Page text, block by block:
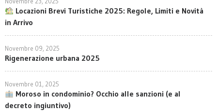
Locazioni Brevi Turistiche 2025: Regole, Limiti e Novità
in Arrivo
Novembre 09, 2025
Rigenerazione urbana 2025
Novembre 01, 2025
Moroso in condominio? Occhio alle sanzioni (e al
decreto ingiuntivo)